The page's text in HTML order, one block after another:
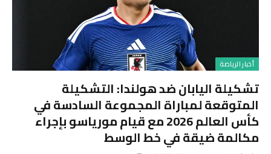
أخبار الرياضة
تشكيلة اليابان ضد هولندا: التشكيلة
المتوقعة لمباراة المجموعة السادسة في
كأس العالم 2026 مع قيام مورياسو بإجراء
مكالمة ضيقة في خط الوسط